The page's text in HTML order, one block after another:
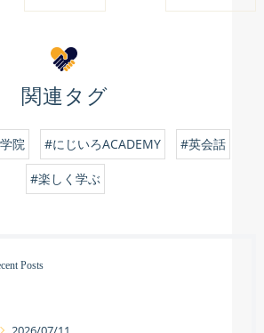
関連タグ
院 #にじいろACADEMY #英会話
#楽しく学ぶ
Posts